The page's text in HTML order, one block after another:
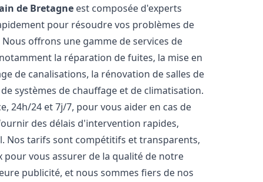
de Bretagne est composée d'experts
pour résoudre vos problèmes de
offrons une gamme de services de
la réparation de fuites, la mise en
de canalisations, la rénovation de salles de
systèmes de chauffage et de climatisation.
24h/24 et 7j/7, pour vous aider en cas de
des délais d'intervention rapides,
Nos tarifs sont compétitifs et transparents,
vous assurer de la qualité de notre
publicité, et nous sommes fiers de nos